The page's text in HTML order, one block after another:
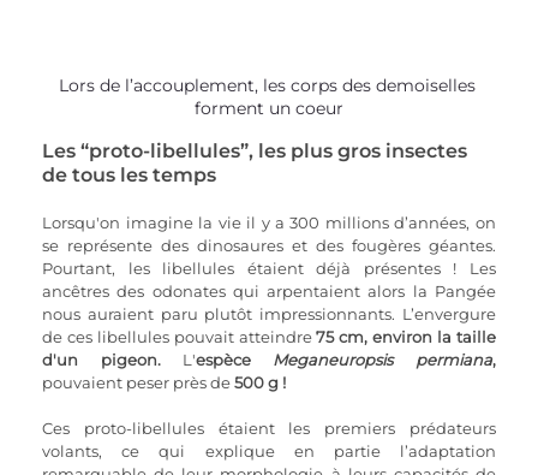
Lors de l’accouplement, les corps des demoiselles
forment un coeur
Les “proto-libellules”, les plus gros insectes
de tous les temps
Lorsqu'on imagine la vie il y a 300 millions d’années, on
se représente des dinosaures et des fougères géantes.
Pourtant, les libellules étaient déjà présentes ! Les
ancêtres des odonates qui arpentaient alors la Pangée
nous auraient paru plutôt impressionnants. L’envergure
de ces libellules pouvait atteindre 75 cm, environ la taille
d'un pigeon. L'espèce Meganeuropsis permiana,
pouvaient peser près de 500 g !
Ces proto-libellules étaient les premiers prédateurs
volants, ce qui explique en partie l’adaptation